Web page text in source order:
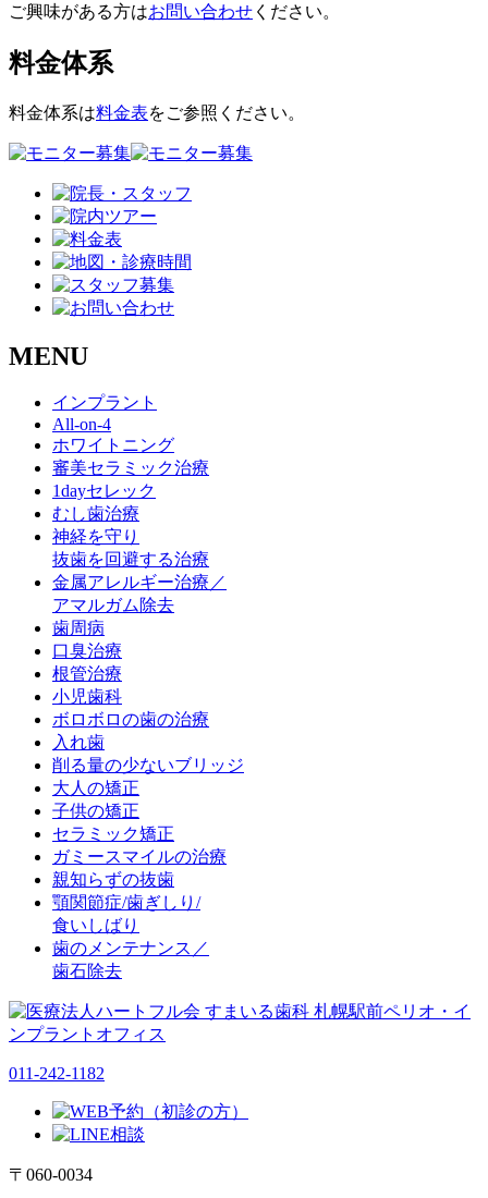
ご興味がある方はお問い合わせ ください。
料金体系
料金体系は料金表をご参照ください。
MENU
インプラント
All-on-4
ホワイトニング
審美セラミック治療
1dayセレック
むし歯治療
神経を守り
抜歯を回避する治療
金属アレルギー治療／
アマルガム除去
歯周病
口臭治療
根管治療
小児歯科
ボロボロの歯の治療
入れ歯
削る量の少ないブリッジ
大人の矯正
子供の矯正
セラミック矯正
ガミースマイルの治療
親知らずの抜歯
顎関節症/歯ぎしり/
食いしばり
歯のメンテナンス／
歯石除去
011-242-1182
〒060-0034